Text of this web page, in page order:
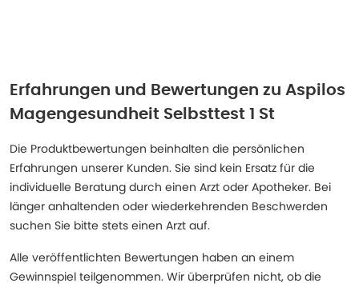
Erfahrungen und Bewertungen zu Aspilos
Magengesundheit Selbsttest 1 St
Die Produktbewertungen beinhalten die persönlichen
Erfahrungen unserer Kunden. Sie sind kein Ersatz für die
individuelle Beratung durch einen Arzt oder Apotheker. Bei
länger anhaltenden oder wiederkehrenden Beschwerden
suchen Sie bitte stets einen Arzt auf.
Alle veröffentlichten Bewertungen haben an einem
Gewinnspiel teilgenommen. Wir überprüfen nicht, ob die